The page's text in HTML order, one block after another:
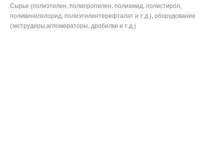
Сырье (полиэтилен, полипропилен, полиамид, полистирол,
поливинилхлорид, полиэтилентерефталат и т.д.), оборудование
(экструдеры,агломераторы, дробилки и т.д.)